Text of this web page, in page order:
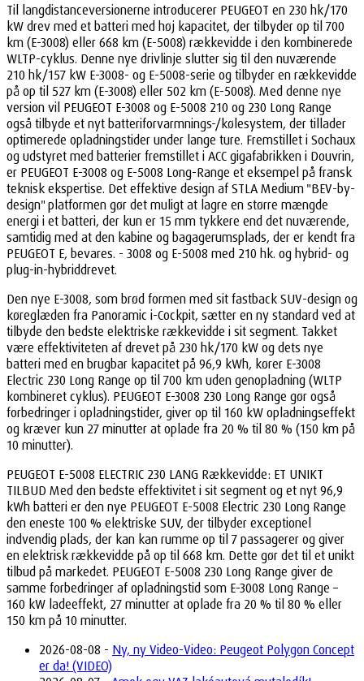
Til langdistanceversionerne introducerer PEUGEOT en 230 hk/170
kW drev med et batteri med høj kapacitet, der tilbyder op til 700
km (E-3008) eller 668 km (E-5008) rækkevidde i den kombinerede
WLTP-cyklus. Denne nye drivlinje slutter sig til den nuværende
210 hk/157 kW E-3008- og E-5008-serie og tilbyder en rækkevidde
på op til 527 km (E-3008) eller 502 km (E-5008). Med denne nye
version vil PEUGEOT E-3008 og E-5008 210 og 230 Long Range
også tilbyde et nyt batteriforvarmnings-/kølesystem, der tillader
optimerede opladningstider under lange ture. Fremstillet i Sochaux
og udstyret med batterier fremstillet i ACC gigafabrikken i Douvrin,
er PEUGEOT E-3008 og E-5008 Long-Range et eksempel på fransk
teknisk ekspertise. Det effektive design af STLA Medium "BEV-by-
design" platformen gør det muligt at lagre en større mængde
energi i et batteri, der kun er 15 mm tykkere end det nuværende,
samtidig med at den kabine og bagagerumsplads, der er kendt fra
PEUGEOT E, bevares. - 3008 og E-5008 med 210 hk. og hybrid- og
plug-in-hybriddrevet.
Den nye E-3008, som brød formen med sit fastback SUV-design og
køreglæden fra Panoramic i-Cockpit, sætter en ny standard ved at
tilbyde den bedste elektriske rækkevidde i sit segment. Takket
være effektiviteten af drevet på 230 hk/170 kW og dets nye
batteri med en brugbar kapacitet på 96,9 kWh, kører E-3008
Electric 230 Long Range op til 700 km uden genopladning (WLTP
kombineret cyklus). PEUGEOT E-3008 230 Long Range gør også
forbedringer i opladningstider, giver op til 160 kW opladningseffekt
og kræver kun 27 minutter at oplade fra 20 % til 80 % (150 km på
10 minutter).
PEUGEOT E-5008 ELECTRIC 230 LANG Rækkevidde: ET UNIKT
TILBUD Med den bedste effektivitet i sit segment og et nyt 96,9
kWh batteri er den nye PEUGEOT E-5008 Electric 230 Long Range
den eneste 100 % elektriske SUV, der tilbyder exceptionel
indvendig plads, der kan kan rumme op til 7 passagerer og giver
en elektrisk rækkevidde på op til 668 km. Dette gør det til et unikt
tilbud på markedet. PEUGEOT E-5008 230 Long Range giver de
samme forbedringer af opladningstid som E-3008 Long Range –
160 kW ladeeffekt, 27 minutter at oplade fra 20 % til 80 % eller
150 km på 10 minutter.
2026-08-08 - Ny, ny Video-Video: Peugeot Polygon Concept
er da! (VIDEO)